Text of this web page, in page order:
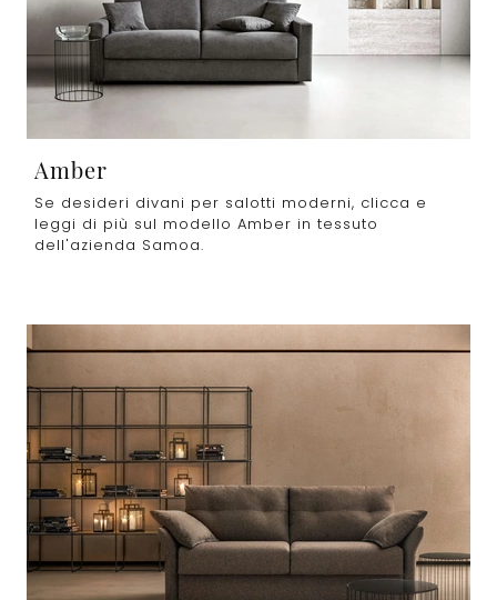
Amber
Se desideri divani per salotti moderni, clicca e
leggi di più sul modello Amber in tessuto
dell'azienda Samoa.